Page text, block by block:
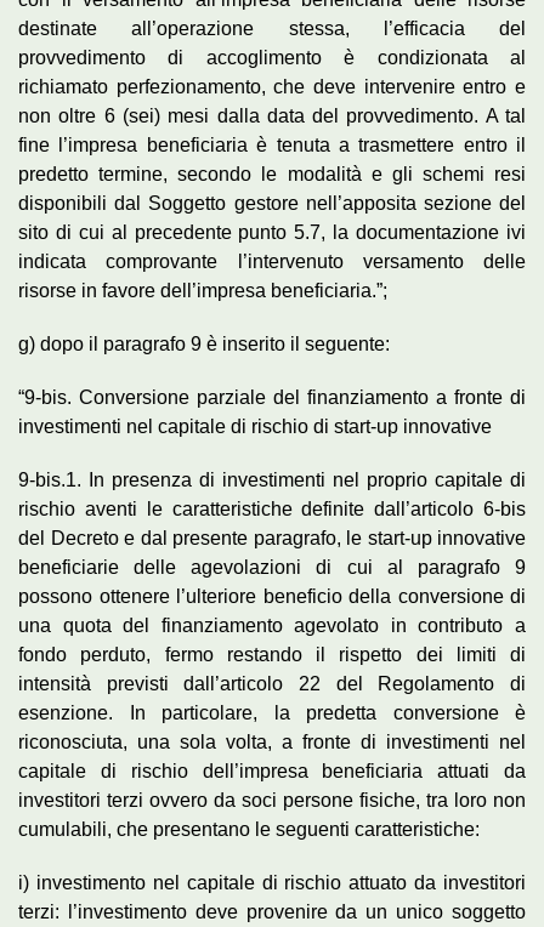
destinate all’operazione stessa, l’efficacia del
provvedimento di accoglimento è condizionata al
richiamato perfezionamento, che deve intervenire entro e
non oltre 6 (sei) mesi dalla data del provvedimento. A tal
fine l’impresa beneficiaria è tenuta a trasmettere entro il
predetto termine, secondo le modalità e gli schemi resi
disponibili dal Soggetto gestore nell’apposita sezione del
sito di cui al precedente punto 5.7, la documentazione ivi
indicata comprovante l’intervenuto versamento delle
risorse in favore dell’impresa beneficiaria.”;
g) dopo il paragrafo 9 è inserito il seguente:
“9-bis. Conversione parziale del finanziamento a fronte di
investimenti nel capitale di rischio di start-up innovative
9-bis.1. In presenza di investimenti nel proprio capitale di
rischio aventi le caratteristiche definite dall’articolo 6-bis
del Decreto e dal presente paragrafo, le start-up innovative
beneficiarie delle agevolazioni di cui al paragrafo 9
possono ottenere l’ulteriore beneficio della conversione di
una quota del finanziamento agevolato in contributo a
fondo perduto, fermo restando il rispetto dei limiti di
intensità previsti dall’articolo 22 del Regolamento di
esenzione. In particolare, la predetta conversione è
riconosciuta, una sola volta, a fronte di investimenti nel
capitale di rischio dell’impresa beneficiaria attuati da
investitori terzi ovvero da soci persone fisiche, tra loro non
cumulabili, che presentano le seguenti caratteristiche:
i) investimento nel capitale di rischio attuato da investitori
terzi: l’investimento deve provenire da un unico soggetto